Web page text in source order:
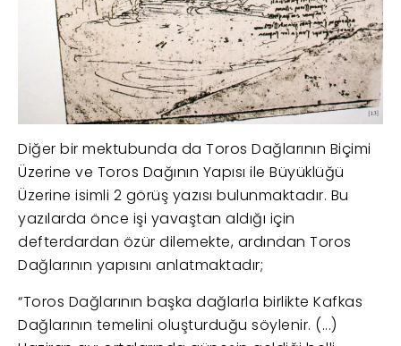
Diğer bir mektubunda da Toros Dağlarının Biçimi
Üzerine ve Toros Dağının Yapısı ile Büyüklüğü
Üzerine isimli 2 görüş yazısı bulunmaktadır. Bu
yazılarda önce işi yavaştan aldığı için
defterdardan özür dilemekte, ardından Toros
Dağlarının yapısını anlatmaktadır;
“Toros Dağlarının başka dağlarla birlikte Kafkas
Dağlarının temelini oluşturduğu söylenir. (...)